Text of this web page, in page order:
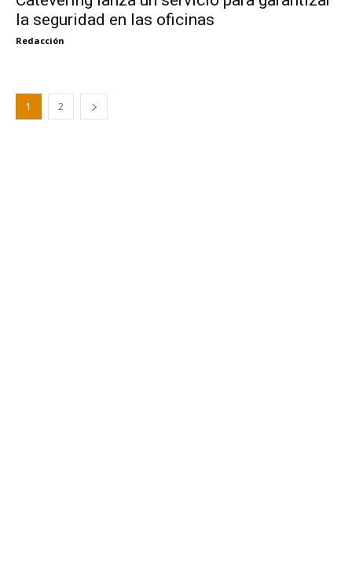
la seguridad en las oficinas
Redacción
1 2